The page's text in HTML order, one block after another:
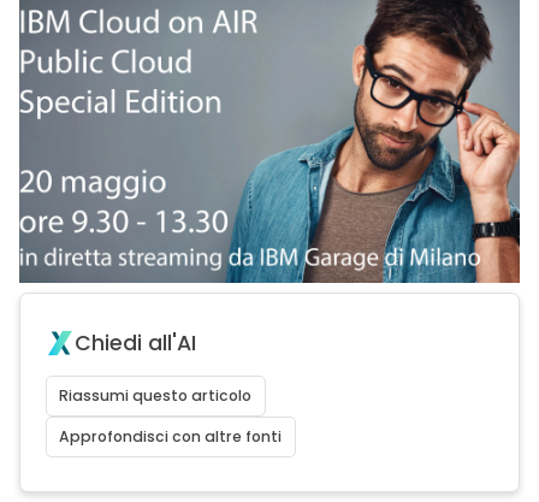
Chiedi all'AI
Riassumi questo articolo
Approfondisci con altre fonti